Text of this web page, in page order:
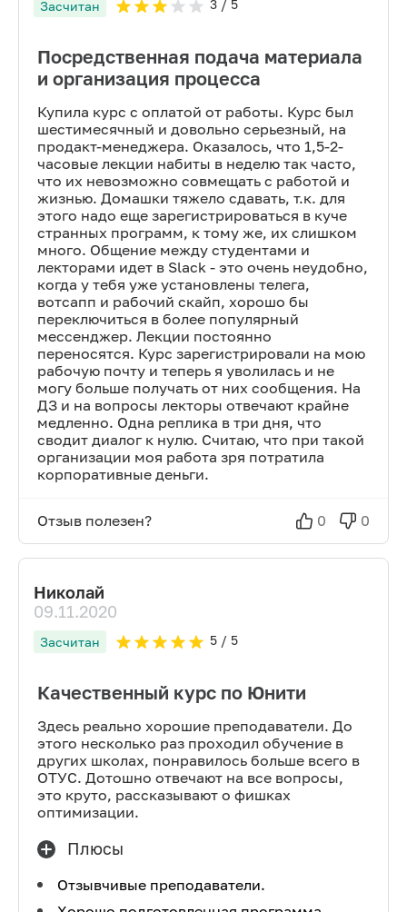
Засчитан 3/ 5
Посредственная подача материала
и организация процесса
Купила курс с оплатой от работы. Курс был
шестимесячный и довольно серьезный, на
продакт-менеджера. Оказалось, что 1,5-2-
часовые лекции набиты в неделю так часто,
что их невозможно совмещать с работой и
жизнью. Домашки тяжело сдавать, т.к. для
этого надо еще зарегистрироваться в куче
странных программ, к тому же, их слишком
много. Общение между студентами и
лекторами идет в Slack - это очень неудобно,
когда у тебя уже установлены телега,
вотсапп и рабочий скайп, хорошо бы
переключиться в более популярный
мессенджер. Лекции постоянно
переносятся. Курс зарегистрировали на мою
рабочую почту и теперь я уволилась и не
могу больше получать от них сообщения. На
ДЗ и на вопросы лекторы отвечают крайне
медленно. Одна реплика в три дня, что
сводит диалог к нулю. Считаю, что при такой
организации моя работа зря потратила
корпоративные деньги.
Отзыв полезен? 0 0
Николай
09.11.2020
Засчитан 5/ 5
Качественный курс по Юнити
Здесь реально хорошие преподаватели. До
этого несколько раз проходил обучение в
других школах, понравилось больше всего в
ОТУС. Дотошно отвечают на все вопросы,
это круто, рассказывают о фишках
оптимизации.
Плюсы
Отзывчивые преподаватели.